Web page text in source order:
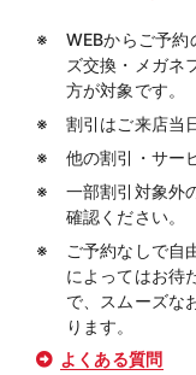
WEBからご予
ズ交換・メガネ
方が対象です。
割引はご来店当
他の割引・サー
一部割引対象外
確認ください。
ご予約なしで自
によってはお待
で、スムーズな
ります。
よくある質問